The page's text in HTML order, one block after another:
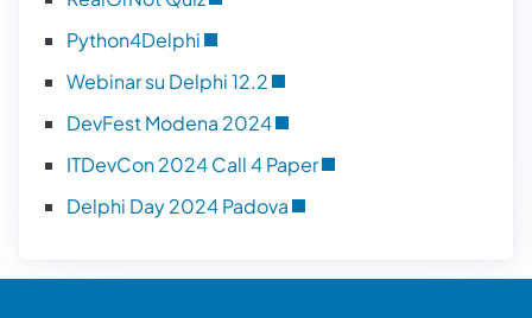
Python4Delphi
Webinar su Delphi 12.2
DevFest Modena 2024
ITDevCon 2024 Call 4 Paper
Delphi Day 2024 Padova